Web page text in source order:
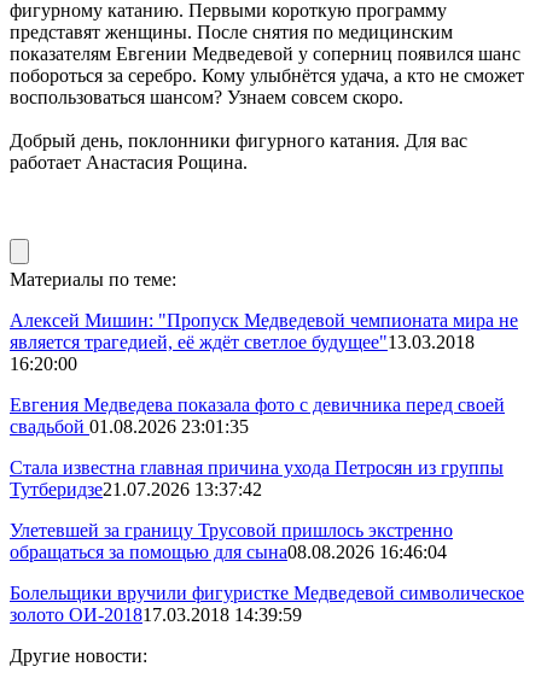
фигурному катанию. Первыми короткую программу
представят женщины. После снятия по медицинским
показателям Евгении Медведевой у соперниц появился шанс
побороться за серебро. Кому улыбнётся удача, а кто не сможет
воспользоваться шансом? Узнаем совсем скоро.
Добрый день, поклонники фигурного катания. Для вас
работает Анастасия Рощина.
Материалы по теме:
Алексей Мишин: "Пропуск Медведевой чемпионата мира не
является трагедией, её ждёт светлое будущее"13.03.2018
16:20:00
Евгения Медведева показала фото с девичника перед своей
свадьбой 01.08.2026 23:01:35
Стала известна главная причина ухода Петросян из группы
Тутберидзе21.07.2026 13:37:42
Улетевшей за границу Трусовой пришлось экстренно
обращаться за помощью для сына08.08.2026 16:46:04
Болельщики вручили фигуристке Медведевой символическое
золото ОИ-201817.03.2018 14:39:59
Другие новости: